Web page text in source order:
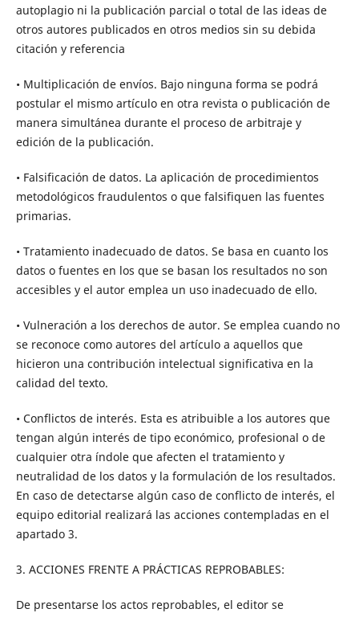
autoplagio ni la publicación parcial o total de las ideas de
otros autores publicados en otros medios sin su debida
citación y referencia
• Multiplicación de envíos. Bajo ninguna forma se podrá
postular el mismo artículo en otra revista o publicación de
manera simultánea durante el proceso de arbitraje y
edición de la publicación.
• Falsificación de datos. La aplicación de procedimientos
metodológicos fraudulentos o que falsifiquen las fuentes
primarias.
• Tratamiento inadecuado de datos. Se basa en cuanto los
datos o fuentes en los que se basan los resultados no son
accesibles y el autor emplea un uso inadecuado de ello.
• Vulneración a los derechos de autor. Se emplea cuando no
se reconoce como autores del artículo a aquellos que
hicieron una contribución intelectual significativa en la
calidad del texto.
• Conflictos de interés. Esta es atribuible a los autores que
tengan algún interés de tipo económico, profesional o de
cualquier otra índole que afecten el tratamiento y
neutralidad de los datos y la formulación de los resultados.
En caso de detectarse algún caso de conflicto de interés, el
equipo editorial realizará las acciones contempladas en el
apartado 3.
3. ACCIONES FRENTE A PRÁCTICAS REPROBABLES:
De presentarse los actos reprobables, el editor se